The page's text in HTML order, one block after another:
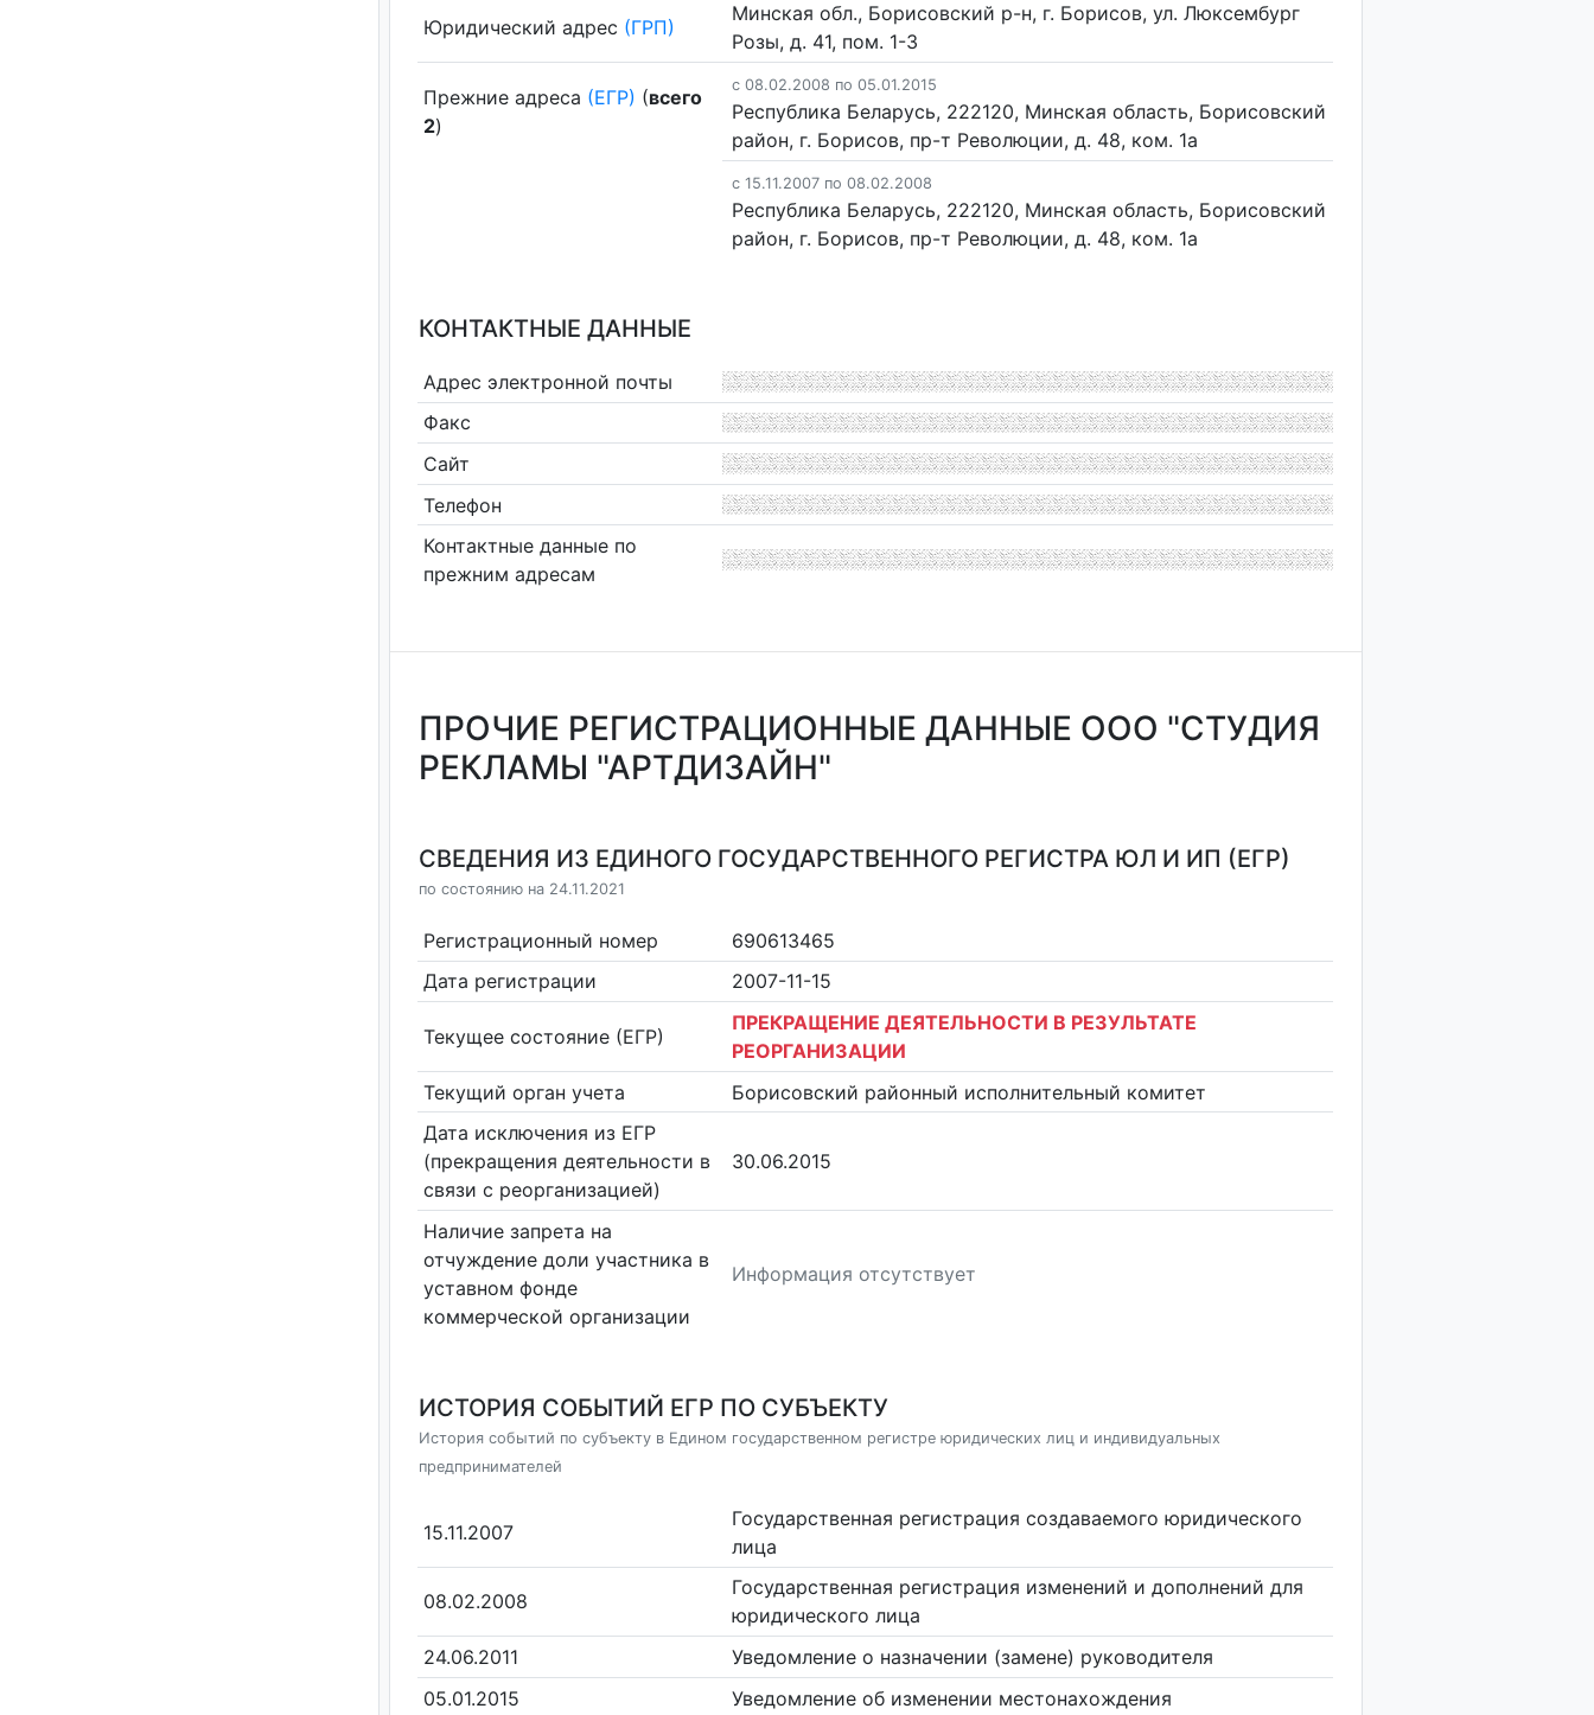
Юридический адрес (ГРП)
Минская обл., Борисовский р-н, г. Борисов, ул. Люксембург
Розы, д. 41, пом. 1-3
Прежние адреса (ЕГР) (всего
2)
c 08.02.2008 по 05.01.2015
Республика Беларусь, 222120, Минская область, Борисовский
район, г. Борисов, пр-т Революции, д. 48, ком. 1а
c 15.11.2007 по 08.02.2008
Республика Беларусь, 222120, Минская область, Борисовский
район, г. Борисов, пр-т Революции, д. 48, ком. 1а
КОНТАКТНЫЕ ДАННЫЕ
Адрес электронной почты
Факс
Сайт
Телефон
Контактные данные по
прежним адресам
ПРОЧИЕ РЕГИСТРАЦИОННЫЕ ДАННЫЕ ООО "СТУДИЯ
РЕКЛАМЫ "АРТДИЗАЙН"
СВЕДЕНИЯ ИЗ ЕДИНОГО ГОСУДАРСТВЕННОГО РЕГИСТРА ЮЛ И ИП (ЕГР)
по состоянию на 24.11.2021
Регистрационный номер
690613465
Дата регистрации
2007-11-15
Текущее состояние (ЕГР)
ПРЕКРАЩЕНИЕ ДЕЯТЕЛЬНОСТИ В РЕЗУЛЬТАТЕ
РЕОРГАНИЗАЦИИ
Текущий орган учета
Борисовский районный исполнительный комитет
Дата исключения из ЕГР
(прекращения деятельности в
связи с реорганизацией)
30.06.2015
Наличие запрета на
отчуждение доли участника в
уставном фонде
коммерческой организации
Информация отсутствует
ИСТОРИЯ СОБЫТИЙ ЕГР ПО СУБЪЕКТУ
История событий по субъекту в Едином государственном регистре юридических лиц и индивидуальных
предпринимателей
15.11.2007
Государственная регистрация создаваемого юридического
лица
08.02.2008
Государственная регистрация изменений и дополнений для
юридического лица
24.06.2011
Уведомление о назначении (замене) руководителя
05.01.2015
Уведомление об изменении местонахождения